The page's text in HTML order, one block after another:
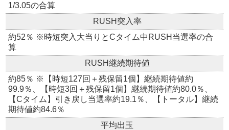
1/3.05の合算
RUSH突入率
約52％ ※時短突入大当りとCタイム中RUSH当選率の合
算
RUSH継続期待値
約85％ ※【時短127回＋残保留1個】継続期待値約
99.9％、【時短3回＋残保留1個】継続期待値約80.0％、
【Cタイム】引き戻し当選率約19.1％、【トータル】継続
期待値約84.6％
平均出玉